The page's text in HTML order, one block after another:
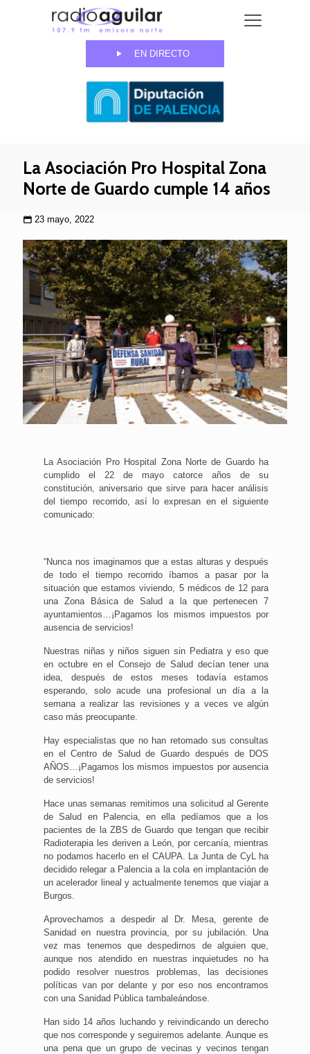
EN DIRECTO
La Asociación Pro Hospital Zona
Norte de Guardo cumple 14 años
23 mayo, 2022
La Asociación Pro Hospital Zona Norte de Guardo ha
cumplido el 22 de mayo catorce años de su
constitución, aniversario que sirve para hacer análisis
del tiempo recorrido, así lo expresan en el siguiente
comunicado:
“Nunca nos imaginamos que a estas alturas y después
de todo el tiempo recorrido íbamos a pasar por la
situación que estamos viviendo, 5 médicos de 12 para
una Zona Básica de Salud a la que pertenecen 7
ayuntamientos…¡Pagamos los mismos impuestos por
ausencia de servicios!
Nuestras niñas y niños siguen sin Pediatra y eso que
en octubre en el Consejo de Salud decían tener una
idea, después de estos meses todavía estamos
esperando, solo acude una profesional un día a la
semana a realizar las revisiones y a veces ve algún
caso más preocupante.
Hay especialistas que no han retomado sus consultas
en el Centro de Salud de Guardo después de DOS
AÑOS…¡Pagamos los mismos impuestos por ausencia
de servicios!
Hace unas semanas remitimos una solicitud al Gerente
de Salud en Palencia, en ella pedíamos que a los
pacientes de la ZBS de Guardo que tengan que recibir
Radioterapia les deriven a León, por cercanía, mientras
no podamos hacerlo en el CAUPA. La Junta de CyL ha
decidido relegar a Palencia a la cola en implantación de
un acelerador lineal y actualmente tenemos que viajar a
Burgos.
Aprovechamos a despedir al Dr. Mesa, gerente de
Sanidad en nuestra provincia, por su jubilación. Una
vez mas tenemos que despedirnos de alguien que,
aunque nos atendido en nuestras inquietudes no ha
podido resolver nuestros problemas, las decisiones
políticas van por delante y por eso nos encontramos
con una Sanidad Pública tambaleándose.
Han sido 14 años luchando y reivindicando un derecho
que nos corresponde y seguiremos adelante. Aunque es
una pena que un grupo de vecinas y vecinos tengan